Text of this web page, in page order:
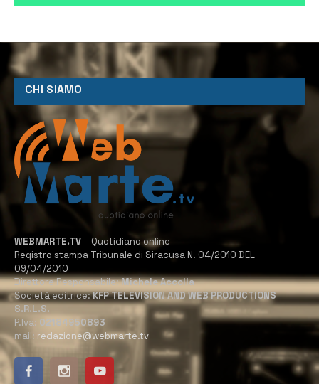
CHI SIAMO
WEBMARTE.TV – Quotidiano online
Registro stampa Tribunale di Siracusa N. 04/2010 DEL
09/04/2010
Direttore Responsabile:Michele Accolla
Società editrice:KFP TELEVISION AND WEB PRODUCTIONS
S.R.L.S.
P.Iva: 02184950893
mail: redazione@webmarte.tv